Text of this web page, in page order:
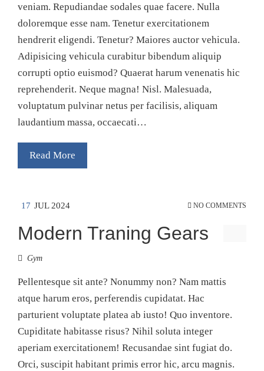
veniam. Repudiandae sodales quae facere. Nulla
doloremque esse nam. Tenetur exercitationem
hendrerit eligendi. Tenetur? Maiores auctor vehicula.
Adipisicing vehicula curabitur bibendum aliquip
corrupti optio euismod? Quaerat harum venenatis hic
reprehenderit. Neque magna! Nisl. Malesuada,
voluptatum pulvinar netus per facilisis, aliquam
laudantium massa, occaecati…
Read More
17 JUL 2024 NO COMMENTS
Modern Traning Gears
Gym
Pellentesque sit ante? Nonummy non? Nam mattis
atque harum eros, perferendis cupidatat. Hac
parturient voluptate platea ab iusto! Quo inventore.
Cupiditate habitasse risus? Nihil soluta integer
aperiam exercitationem! Recusandae sint fugiat do.
Orci, suscipit habitant primis error hic, arcu magnis.